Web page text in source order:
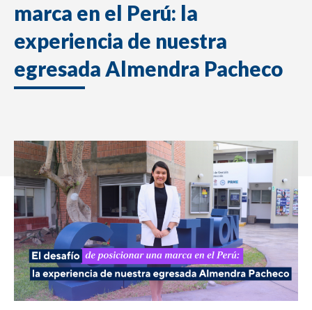
marca en el Perú: la
experiencia de nuestra
egresada Almendra Pacheco